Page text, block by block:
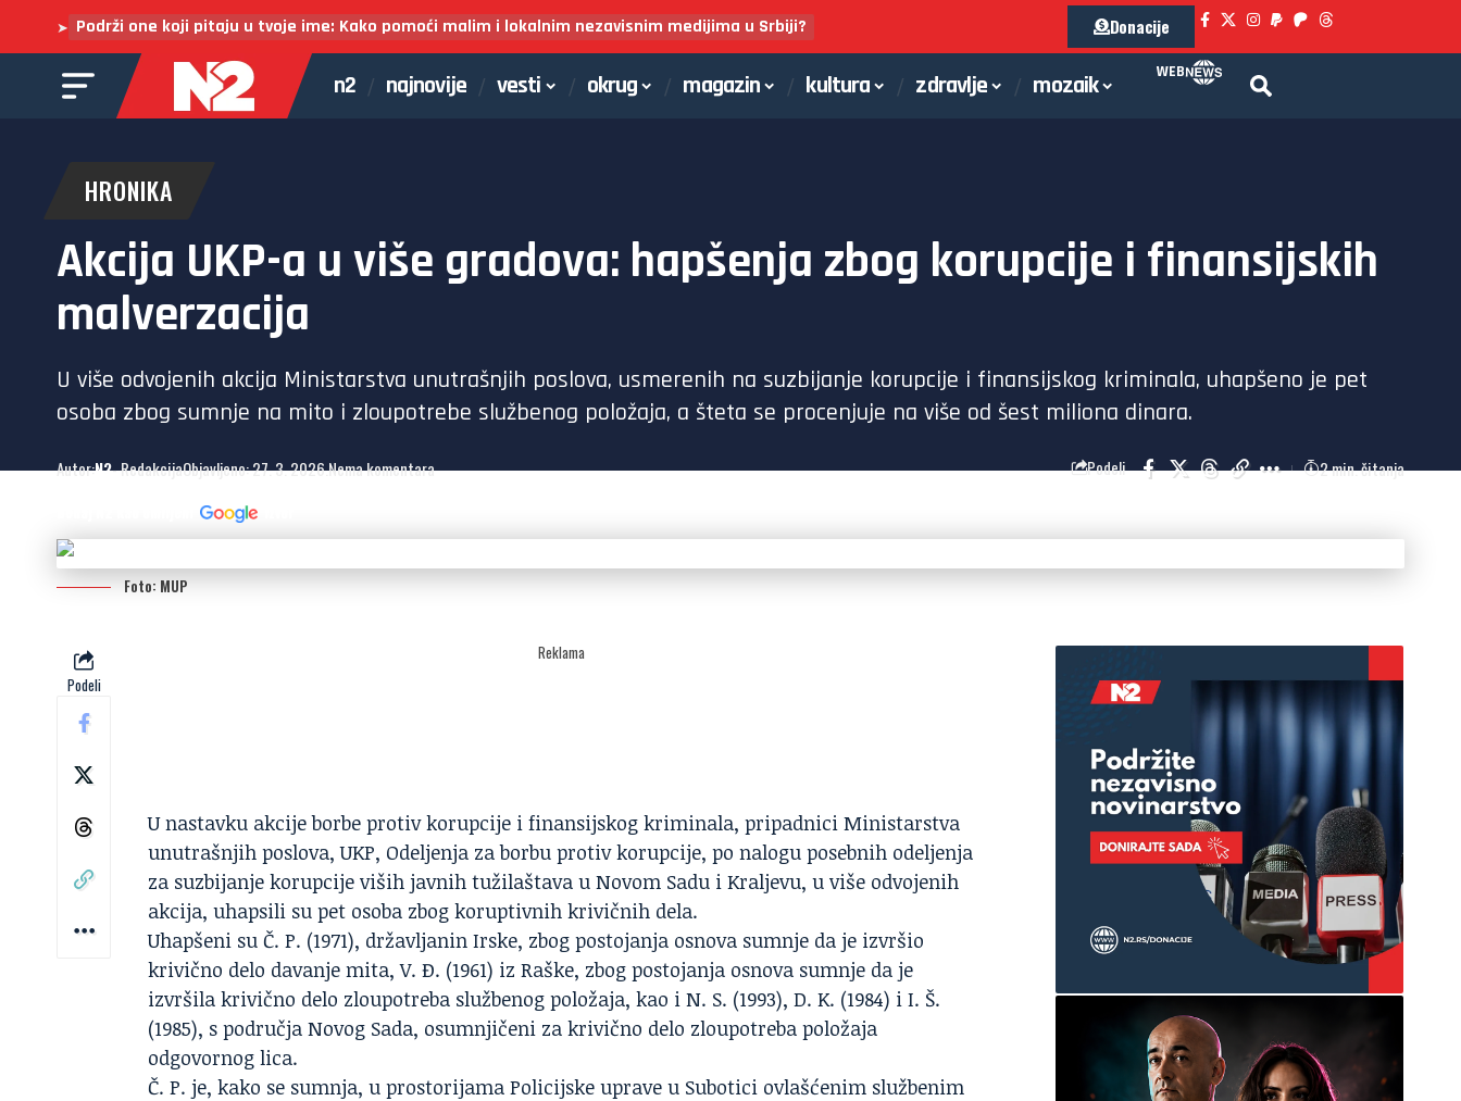
➤ Podrži one koji pitaju u tvoje ime: Kako pomoći malim i lokalnim nezavisnim medijima u Srbiji? Donacije
n2 najnovije vesti okrug magazin kultura zdravlje mozaik WEB
HRONIKA
Akcija UKP-a u više gradova: hapšenja zbog korupcije i finansijskih
malverzacija
U više odvojenih akcija Ministarstva unutrašnjih poslova, usmerenih na suzbijanje korupcije i finansijskog kriminala, uhapšeno je pet
osoba zbog sumnje na mito i zloupotrebe službenog položaja, a šteta se procenjuje na više od šest miliona dinara.
Autor:N2- RedakcijaObjavljeno: 27. 3. 2026.Nema komentara Podeli 2 min. čitanja
Foto: MUP
Podeli
Reklama
U nastavku akcije borbe protiv korupcije i finansijskog kriminala, pripadnici Ministarstva
unutrašnjih poslova,UKP, Odeljenja za borbu protiv korupcije, po nalogu posebnih odeljenja
za suzbijanje korupcije viših javnih tužilaštava u Novom Sadu i Kraljevu, u više odvojenih
akcija, uhapsili su pet osoba zbog koruptivnih krivičnih dela.
Uhapšeni su Č. P. (1971), državljanin Irske, zbog postojanja osnova sumnje da je izvršio
krivično delo davanje mita, V. Đ. (1961) iz Raške, zbog postojanja osnova sumnje da je
izvršila krivično delo zloupotreba službenog položaja, kao i N. S. (1993), D. K. (1984) i I. Š.
(1985), s područja Novog Sada, osumnjičeni za krivično delo zloupotreba položaja
odgovornog lica.
Č. P. je, kako se sumnja, u prostorijama Policijske uprave u Subotici ovlašćenim službenim